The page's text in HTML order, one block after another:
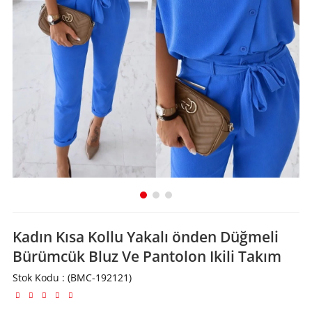
Kadın Kısa Kollu Yakalı önden Düğmeli
Bürümcük Bluz Ve Pantolon Ikili Takım
Stok Kodu (BMC-192121)